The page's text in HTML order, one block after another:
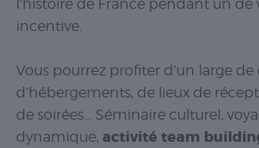
l’histoire de France pendant un de
incentive.
Vous pourrez profiter d’un large de
d’hébergements, de lieux de
de soirées… Séminaire culturel,
dynamique, activité team